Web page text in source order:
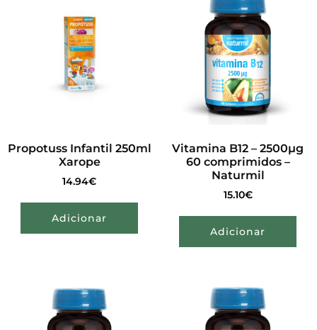
Propotuss Infantil 250ml
Xarope
14.94€
Adicionar
Vitamina B12 – 2500µg
60 comprimidos –
Naturmil
15.10€
Adicionar